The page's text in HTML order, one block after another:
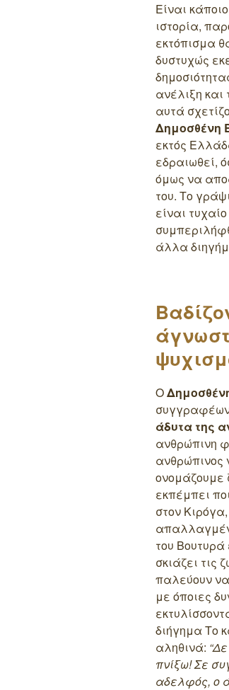
Είναι
ιστορία,
εκτόπισμα
δυστυχώς
ανέλιξη
αυτά
Δημοσθένη
εκτός
εδραιωθεί,
όμως να
του. Το
είναι
άλλα
Ο
συγγραφέων
άδυτα της
ανθρώπινη
ανθρώπινος
ονομάζουμε
εκπέμπει
στον
του Βουτυρά
σκιάζει τις
παλεύουν να
με όποιες
διήγημα Το
αληθινά:
πνίξω! Σε
αδελφός, ο